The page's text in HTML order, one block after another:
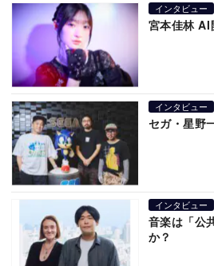
インタビュー
宮本佳林 AI
インタビュー
セガ・星野
インタビュー
音楽は「公
か？